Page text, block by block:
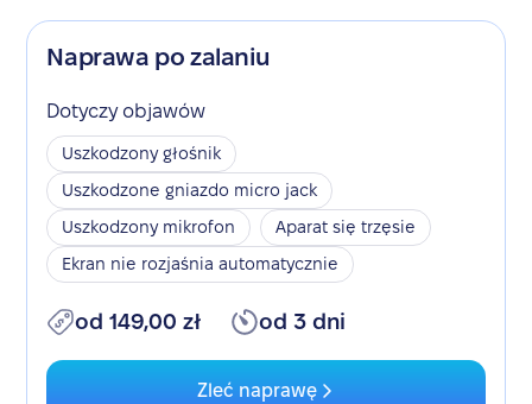
Naprawa po zalaniu
Dotyczy objawów
Uszkodzony głośnik
Uszkodzone gniazdo micro jack
Uszkodzony mikrofon
Aparat się trzęsie
Ekran nie rozjaśnia automatycznie
od 149,00 zł od 3 dni
Zleć naprawę